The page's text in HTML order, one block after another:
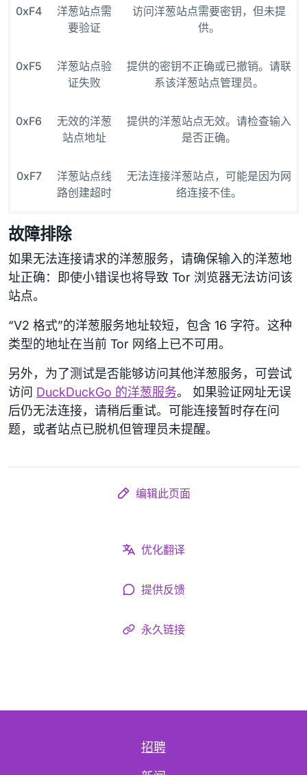
0xF4
洋葱站点需
要验证
访问洋葱站点需要密钥，但未提
供。
0xF5
洋葱站点验
证失败
提供的密钥不正确或已撤销。请联
系该洋葱站点管理员。
0xF6
无效的洋葱
站点地址
提供的洋葱站点无效。请检查输入
是否正确。
0xF7
洋葱站点线
路创建超时
无法连接洋葱站点，可能是因为网
络连接不佳。
故障排除
如果无法连接请求的洋葱服务，请确保输入的洋葱地
址正确：即使小错误也将导致 Tor 浏览器无法访问该
站点。
“V2 格式”的洋葱服务地址较短，包含 16 字符。这种
类型的地址在当前 Tor 网络上已不可用。
另外，为了测试是否能够访问其他洋葱服务，可尝试
访问 DuckDuckGo 的洋葱服务。 如果验证网址无误
后仍无法连接，请稍后重试。可能连接暂时存在问
题，或者站点已脱机但管理员未提醒。
编辑此页面
优化翻译
提供反馈
永久链接
招聘